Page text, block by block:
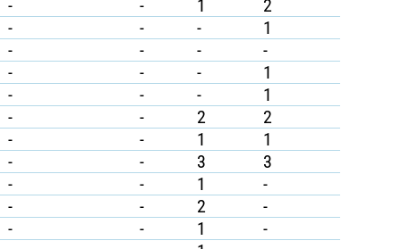
-
- 1
2
-
- -
1
-
- -
-
-
- -
1
-
- -
1
-
- 2
2
-
- 1
1
-
- 3
3
-
- 1
-
-
- 2
-
-
- 1
-